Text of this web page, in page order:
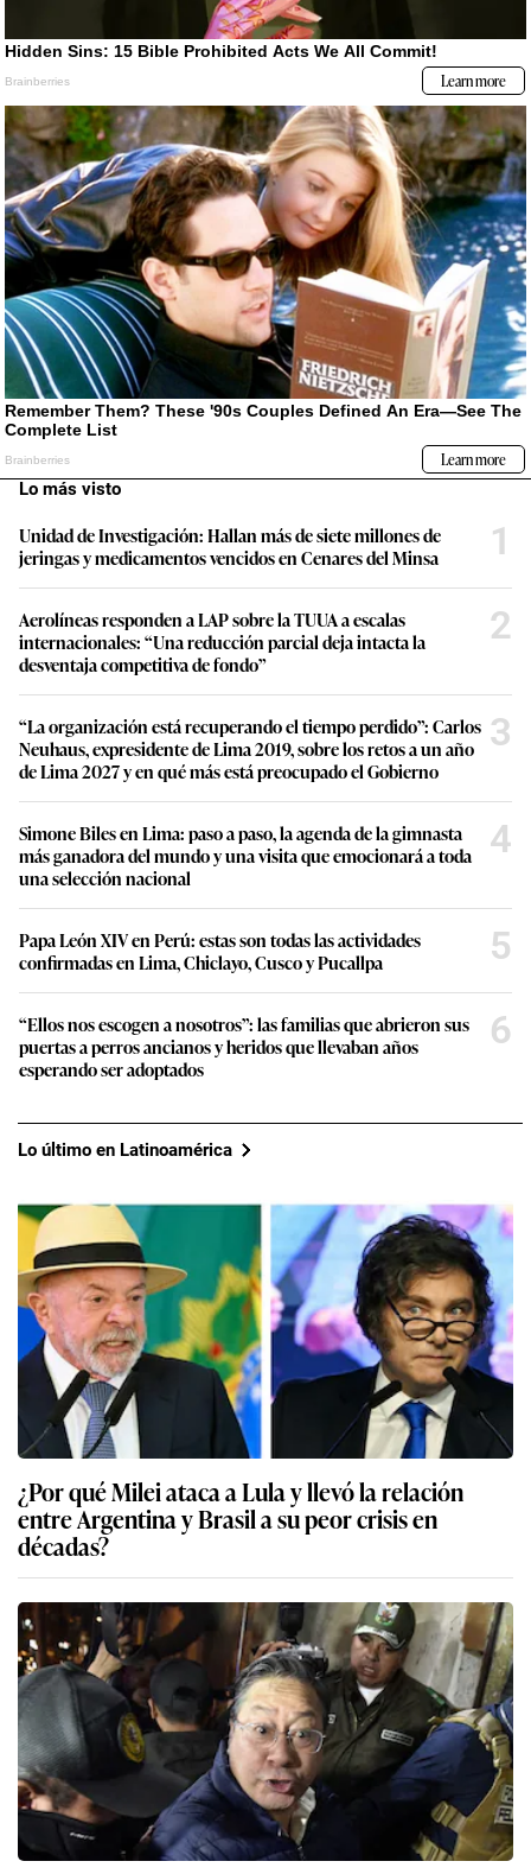
Lo más visto
Unidad de Investigación: Hallan más de siete millones de
jeringas y medicamentos vencidos en Cenares del Minsa
1
Aerolíneas responden a LAP sobre la TUUA a escalas
internacionales: “Una reducción parcial deja intacta la
desventaja competitiva de fondo”
2
“La organización está recuperando el tiempo perdido”: Carlos
Neuhaus, expresidente de Lima 2019, sobre los retos a un año
de Lima 2027 y en qué más está preocupado el Gobierno
3
Simone Biles en Lima: paso a paso, la agenda de la gimnasta
más ganadora del mundo y una visita que emocionará a toda
una selección nacional
4
Papa León XIV en Perú: estas son todas las actividades
confirmadas en Lima, Chiclayo, Cusco y Pucallpa
5
“Ellos nos escogen a nosotros”: las familias que abrieron sus
puertas a perros ancianos y heridos que llevaban años
esperando ser adoptados
6
Lo último en Latinoamérica
¿Por qué Milei ataca a Lula y llevó la relación
entre Argentina y Brasil a su peor crisis en
décadas?